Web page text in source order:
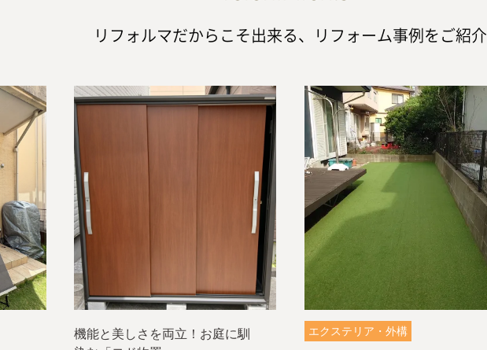
リフォルマだからこそ出来る、 リフォーム事例をご紹介
機能と美しさを両立！お庭に馴
エクステリア・外構